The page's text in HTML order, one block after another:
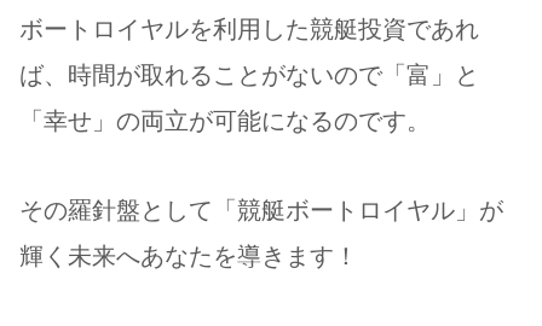
ボートロイヤルを利用した競艇投資であれ
ば、時間が取れることがないので「富」と
「幸せ」の両立が可能になるのです。
その羅針盤として「競艇ボートロイヤル」が
輝く未来へあなたを導きます！